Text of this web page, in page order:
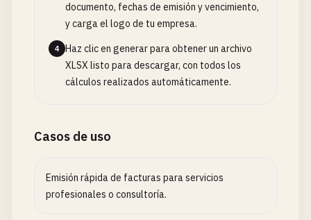
documento, fechas de emisión y vencimiento,
y carga el logo de tu empresa.
4
Haz clic en generar para obtener un archivo
XLSX listo para descargar, con todos los
cálculos realizados automáticamente.
Casos de uso
Emisión rápida de facturas para servicios
profesionales o consultoría.